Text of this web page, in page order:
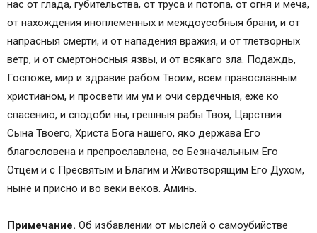
нас от глада, губительства, от труса и потопа, от огня и меча,
от нахождения иноплеменных и междоусобныя брани, и от
напрасныя смерти, и от нападения вражия, и от тлетворных
ветр, и от смертоносныя язвы, и от всякаго зла. Подаждь,
Госпоже, мир и здравие рабом Твоим, всем православным
христианом, и просвети им ум и очи сердечныя, еже ко
спасению, и сподоби ны, грешныя рабы Твоя, Царствия
Сына Твоего, Христа Бога нашего, яко держава Его
благословена и препрославлена, со Безначальным Его
Отцем и с Пресвятым и Благим и Животворящим Его Духом,
ныне и присно и во веки веков. Аминь.
Примечание. Об избавлении от мыслей о самоубийстве